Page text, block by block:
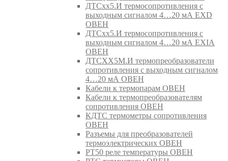
ДТСхх5.И термосопротивления с
выходным сигналом 4…20 мА EXD
ОВЕН
ДТСхх5.И термосопротивления с
выходным сигналом 4…20 мА EXIA
ОВЕН
ДТСХХ5М.И термопреобразователи
сопротивления с выходным сигналом
4…20 мА ОВЕН
Кабели к термопарам ОВЕН
Кабели к термопреобразователям
сопротивления ОВЕН
КДТС термометры сопротивления
ОВЕН
Разъемы для преобразователей
термоэлектрических ОВЕН
РТ50 реле температуры ОВЕН